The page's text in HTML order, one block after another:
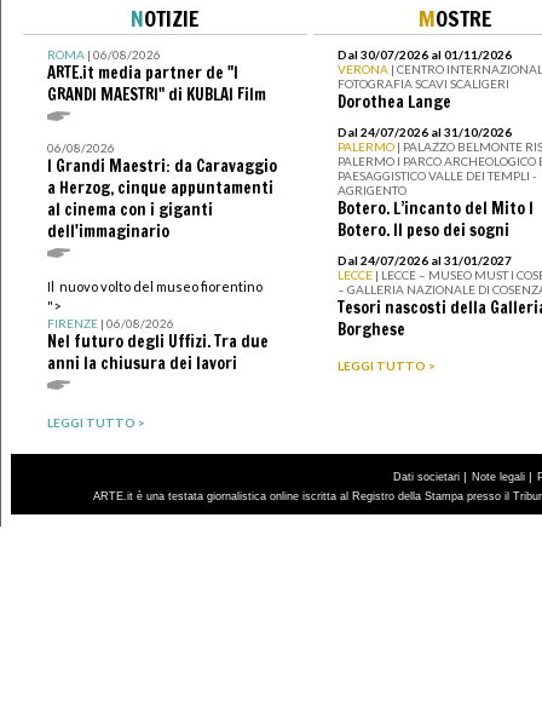
NOTIZIE
ROMA| 06/08/2026
ARTE.it media partner de "I
GRANDI MAESTRI" di KUBLAI Film
06/08/2026
I Grandi Maestri: da Caravaggio
a Herzog, cinque appuntamenti
al cinema con i giganti
dell'immaginario
Il nuovo volto del museo fiorentino
">
FIRENZE| 06/08/2026
Nel futuro degli Uffizi. Tra due
anni la chiusura dei lavori
LEGGI TUTTO >
MOSTRE
Dal 30/07/2026 al 01/11/2026
VERONA | CENTRO
FOTOGRAFIA SCAVI SCALIGERI
Dorothea Lange
Dal 24/07/2026 al 31/10/2026
PALERMO | PALAZZO BELMONTE
PALERMO I PARCO ARCHEOLOGICO
PAESAGGISTICO VALLE DEI TEMPLI -
AGRIGENTO
Botero. L’incanto del Mito I
Botero. Il peso dei sogni
Dal 24/07/2026 al 31/01/2027
LECCE | LECCE – MUSEO MUST I
– GALLERIA NAZIONALE DI
Tesori nascosti della
Borghese
LEGGI TUTTO >
Dati societari | Note legali |
ARTE.it è una testata giornalistica online iscritta al Registro della Stampa presso il